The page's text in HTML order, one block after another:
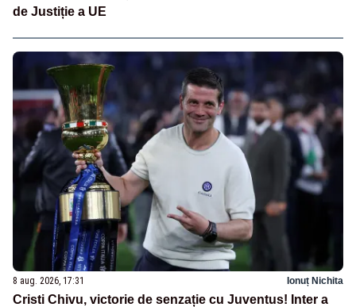
de Justiție a UE
8 aug. 2026, 17:31 Ionuț Nichita
Cristi Chivu, victorie de senzație cu Juventus! Inter a